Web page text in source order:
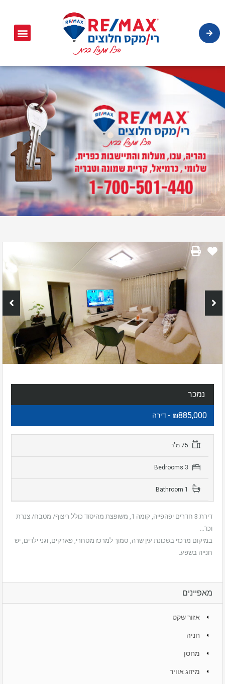
נמכר
₪885,000 - דירה
דירת 3 חדרים יפהפייה, קומה 1, משופצת מהיסוד כולל ריצוף/ מטבח/ צנרת
וכו’…
במיקום מרכזי בשכונת עין שרה, סמוך למרכז מסחרי, פארקים, וגני ילדים, יש
חנייה בשפע.
מאפיינים
אזור שקט
חניה
מחסן
מיזוג אוויר